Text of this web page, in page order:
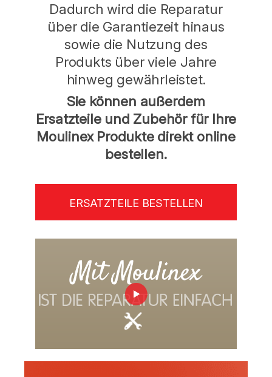
Dadurch wird die Reparatur
über die Garantiezeit hinaus
sowie die Nutzung des
Produkts über viele Jahre
hinweg gewährleistet.
Sie können außerdem
Ersatzteile und Zubehör für Ihre
Moulinex Produkte direkt online
bestellen.
ERSATZTEILE BESTELLEN